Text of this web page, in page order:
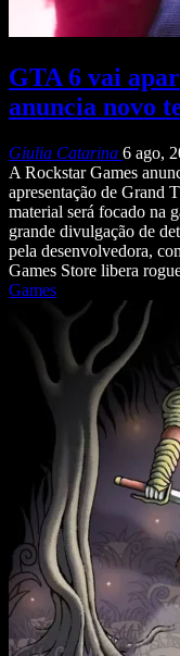
GTA 6 vai
anuncia novo
Giulia Catarina 6 ago,
A Rockstar Games
apresentação de Grand
material será focado na
grande divulgação de
pela desenvolvedora,
Games Store libera
Games